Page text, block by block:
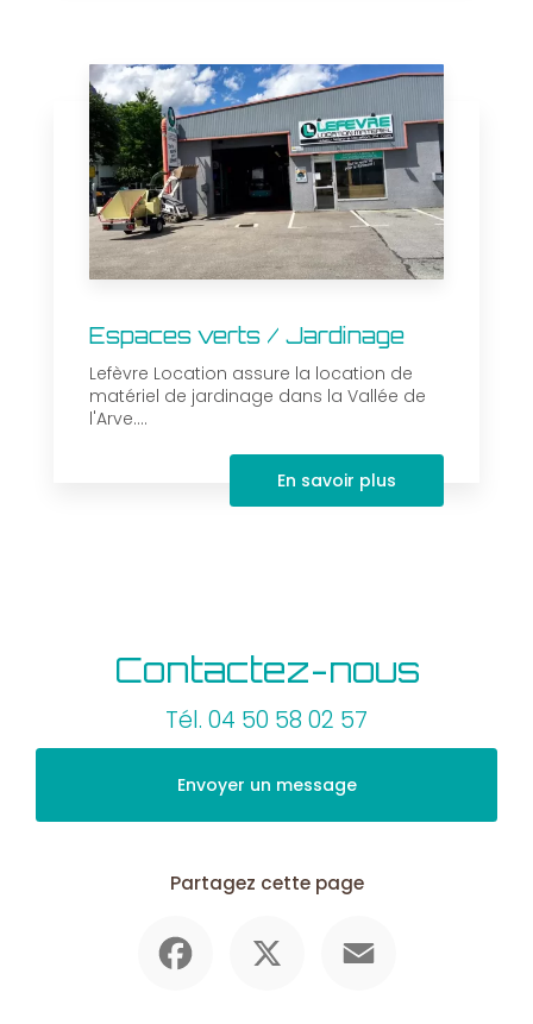
Espaces verts / Jardinage
Lefèvre Location assure la location de
matériel de jardinage dans la Vallée de
l'Arve....
En savoir plus
Contactez-nous
Tél. 04 50 58 02 57
Envoyer un message
Partagez cette page